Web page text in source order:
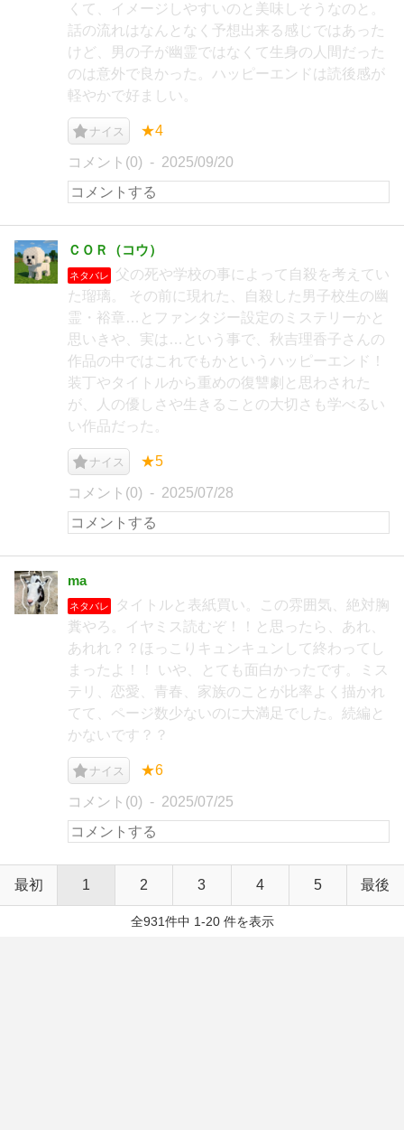
くて、イメージしやすいのと美味しそうなのと。
話の流れはなんとなく予想出来る感じではあった
けど、男の子が幽霊ではなくて生身の人間だった
のは意外で良かった。ハッピーエンドは読後感が
軽やかで好ましい。
ナイス ★4
コメント(0) 2025/09/20
ＣＯＲ（コウ）
ネタバレ
父の死や学校の事によって自殺を考えてい
た瑠璃。 その前に現れた、自殺した男子校生の幽
霊・裕章…とファンタジー設定のミステリーかと
思いきや、実は…という事で、秋吉理香子さんの
作品の中ではこれでもかというハッピーエンド！
装丁やタイトルから重めの復讐劇と思わされた
が、人の優しさや生きることの大切さも学べるい
い作品だった。
ナイス ★5
コメント(0) 2025/07/28
ma
ネタバレ
タイトルと表紙買い。この雰囲気、絶対胸
糞やろ。イヤミス読むぞ！！と思ったら、あれ、
あれれ？？ほっこりキュンキュンして終わってし
まったよ！！ いや、とても面白かったです。ミス
テリ、恋愛、青春、家族のことが比率よく描かれ
てて、ページ数少ないのに大満足でした。続編と
かないです？？
ナイス ★6
コメント(0) 2025/07/25
最初 1 2 3 4 5 最後
全931件中 1-20 件を表示